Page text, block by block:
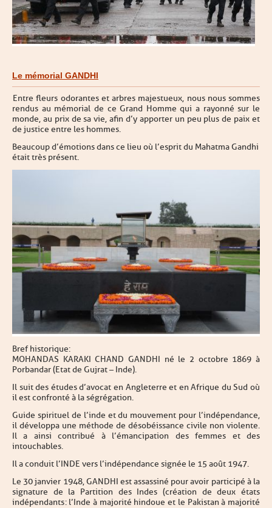
Le mémorial GANDHI
Entre fleurs odorantes et arbres majestueux, nous nous sommes
rendus au mémorial de ce Grand Homme qui a rayonné sur le
monde, au prix de sa vie, afin d’y apporter un peu plus de paix et
de justice entre les hommes.
Beaucoup d’émotions dans ce lieu où l’esprit du Mahatma Gandhi
était très présent.
Bref historique :
MOHANDAS KARAKI CHAND GANDHI né le 2 octobre 1869 à
Porbandar (Etat de Gujrat – Inde).
Il suit des études d’avocat en Angleterre et en Afrique du Sud où
il est confronté à la ségrégation.
Guide spirituel de l’inde et du mouvement pour l’indépendance,
il développa une méthode de désobéissance civile non violente.
Il a ainsi contribué à l’émancipation des femmes et des
intouchables.
Il a conduit l’INDE vers l’indépendance signée le 15 août 1947.
Le 30 janvier 1948, GANDHI est assassiné pour avoir participé à la
signature de la Partition des Indes (création de deux états
indépendants : l’Inde à majorité hindoue et le Pakistan à majorité